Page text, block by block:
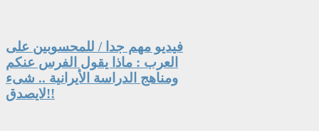
فيديو مهم جدا / للمحسوبين على
العرب : ماذا يقول الفرس عنكم
ومناهج الدراسة الأيرانية .. شىء
لايصدق!!